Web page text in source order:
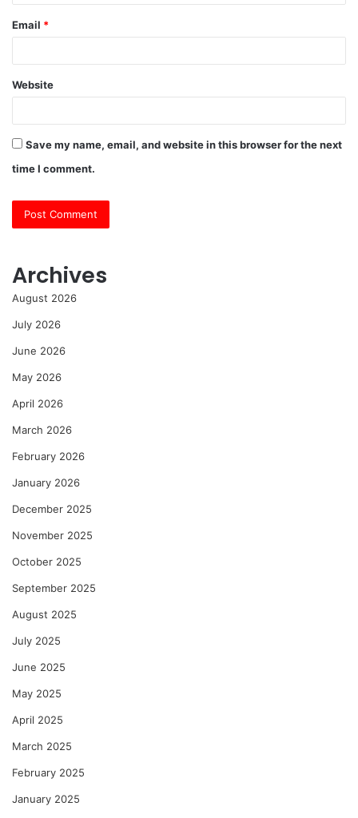
Email *
Website
Save my name, email, and website in this browser for the next
time I comment.
Archives
August 2026
July 2026
June 2026
May 2026
April 2026
March 2026
February 2026
January 2026
December 2025
November 2025
October 2025
September 2025
August 2025
July 2025
June 2025
May 2025
April 2025
March 2025
February 2025
January 2025